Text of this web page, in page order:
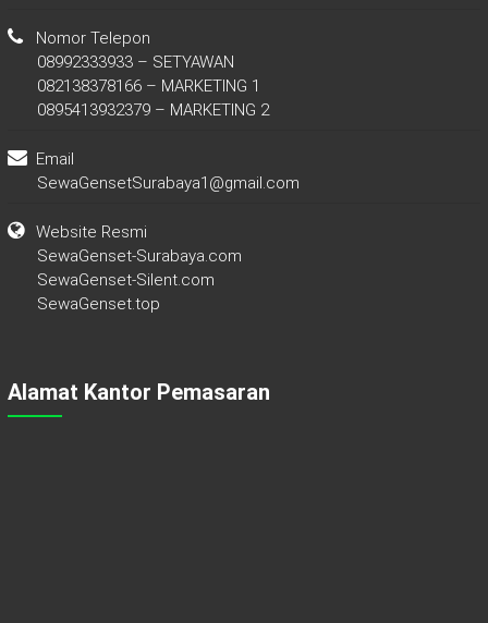
Nomor Telepon
08992333933 – SETYAWAN
082138378166 – MARKETING 1
0895413932379 – MARKETING 2
Email
SewaGensetSurabaya1@gmail.com
Website Resmi
SewaGenset-Surabaya.com
SewaGenset-Silent.com
SewaGenset.top
Alamat Kantor Pemasaran